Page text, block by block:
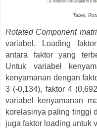
Tabel.
Rotated Component
variabel. Loading
antara faktor yang
Untuk variabel
kenyamanan dengan
3 (-0,134), faktor 4
variabel kenyamanan
korelasinya paling tinggi
juga faktor loading untuk